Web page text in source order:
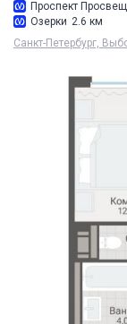
Проспект
Озерки 2.6 км
Санкт-Петербург,